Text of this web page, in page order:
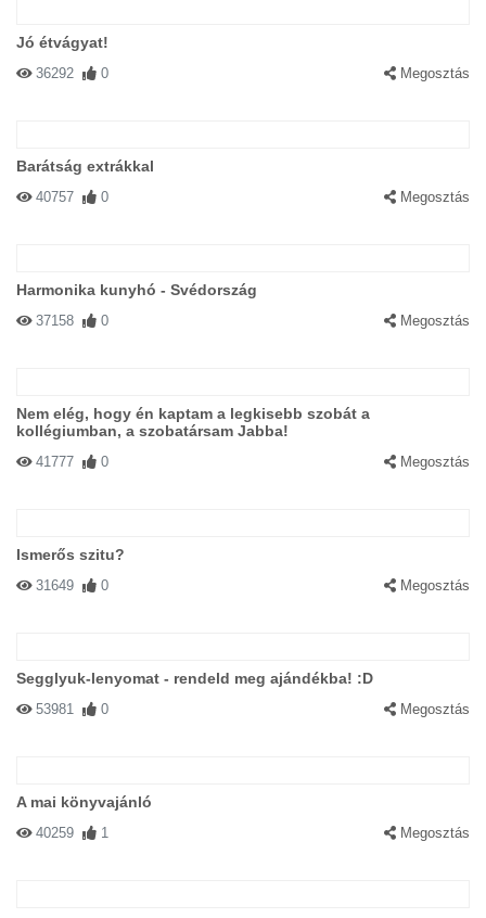
Jó étvágyat!
36292 0 Megosztás
Barátság extrákkal
40757 0 Megosztás
Harmonika kunyhó - Svédország
37158 0 Megosztás
Nem elég, hogy én kaptam a legkisebb szobát a
kollégiumban, a szobatársam Jabba!
41777 0 Megosztás
Ismerős szitu?
31649 0 Megosztás
Segglyuk-lenyomat - rendeld meg ajándékba! :D
53981 0 Megosztás
A mai könyvajánló
40259 1 Megosztás